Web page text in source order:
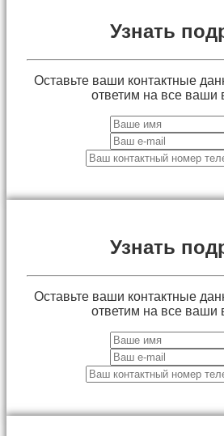
Узнать
Оставьте ваши контактные
ответим на все ваши
Узнать
Оставьте ваши контактные
ответим на все ваши